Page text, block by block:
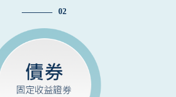
02